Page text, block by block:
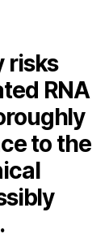
risks
RNA
to the